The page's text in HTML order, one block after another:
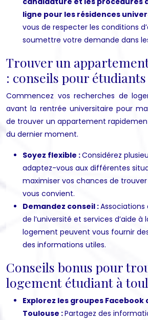
ligne pour les résidences
vous de respecter les conditions
soumettre votre demande dans
Trouver un
: conseils pour
Commencez vos recherches de
avant la rentrée universitaire pour
de trouver un appartement
du dernier moment.
Soyez flexible :Considérez
adaptez-vous aux différentes
maximiser vos chances de
vous convient.
Demandez conseil :Associations
de l’université et services d’aide à
logement peuvent vous fournir
des informations utiles.
Conseils bonus pour
logement étudiant à
Explorez les groupes Facebook
Toulouse :Partagez des